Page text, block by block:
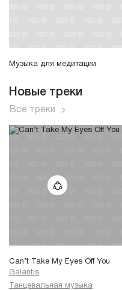
Музыка для медитации
Новые треки
Все треки
Can’t Take My Eyes Off You
Galantis
Танцевальная музыка